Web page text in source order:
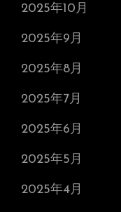
2025年10月
2025年9月
2025年8月
2025年7月
2025年6月
2025年5月
2025年4月